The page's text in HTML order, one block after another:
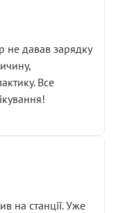
реальної
Після
що
у гальмах
оплачена
колеса”
робіт без
не давав зарядку
Все
на станції. Уже